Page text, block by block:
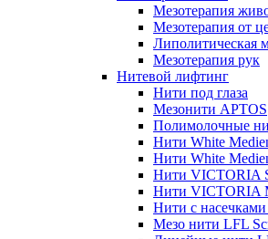
Мезотерапия
Мезотерапия от
Липолитическая
Мезотерапия рук
Нитевой лифтинг
Нити под глаза
Мезонити APTOS
Полимолочные
Нити White
Нити White
Нити VICTORIA
Нити VICTORIA
Нити с
Мезо нити LFL